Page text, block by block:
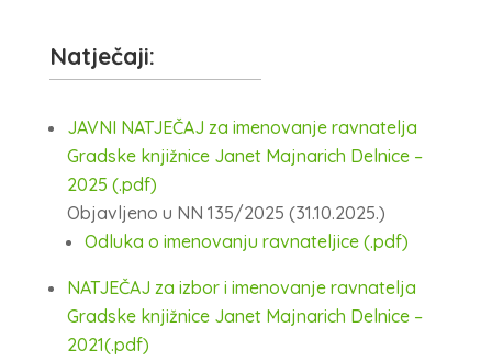
Natječaji:
JAVNI NATJEČAJ za imenovanje ravnatelja
Gradske knjižnice Janet Majnarich Delnice –
2025 (.pdf)
Objavljeno u NN 135/2025 (31.10.2025.)
Odluka o imenovanju ravnateljice (.pdf)
NATJEČAJ za izbor i imenovanje ravnatelja
Gradske knjižnice Janet Majnarich Delnice –
2021(.pdf)